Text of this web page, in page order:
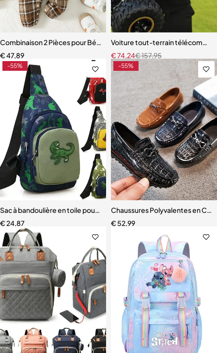
Combinaison 2 Pièces pour Bébé Garçon de 1 à 24 Mois,
€47,89
Voiture tout-terrain
€157,95
€74,24
-55%
Sac à bandoulière en toile pour enfants
€24,87
-55%
Chaussures Polyvalentes en
€ 52,99